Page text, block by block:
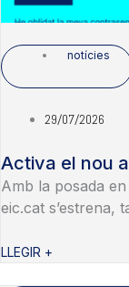
notícies
29/07/2026
Activa el nou
Amb la posada
eic.cat s’estrena,
LLEGIR +